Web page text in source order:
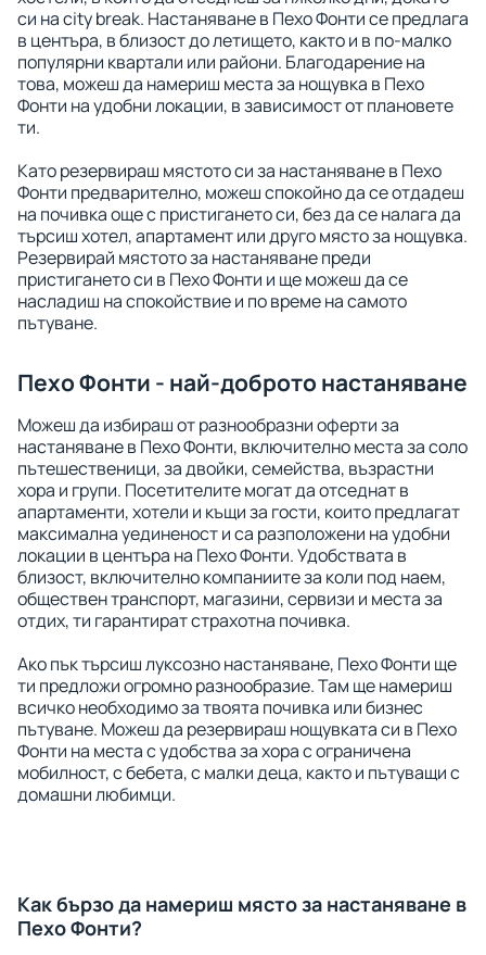
си на city break. Настаняване в Пехо Фонти се предлага
в центъра, в близост до летището, както и в по-малко
популярни квартали или райони. Благодарение на
това, можеш да намериш места за нощувка в Пехо
Фонти на удобни локации, в зависимост от плановете
ти.
Като резервираш мястото си за настаняване в Пехо
Фонти предварително, можеш спокойно да се отдадеш
на почивка още с пристигането си, без да се налага да
търсиш хотел, апартамент или друго място за нощувка.
Резервирай мястото за настаняване преди
пристигането си в Пехо Фонти и ще можеш да се
насладиш на спокойствие и по време на самото
пътуване.
Пехо Фонти - най-доброто настаняване
Можеш да избираш от разнообразни оферти за
настаняване в Пехо Фонти, включително места за соло
пътешественици, за двойки, семейства, възрастни
хора и групи. Посетителите могат да отседнат в
апартаменти, хотели и къщи за гости, които предлагат
максимална уединеност и са разположени на удобни
локации в центъра на Пехо Фонти. Удобствата в
близост, включително компаниите за коли под наем,
обществен транспорт, магазини, сервизи и места за
отдих, ти гарантират страхотна почивка.
Ако пък търсиш луксозно настаняване, Пехо Фонти ще
ти предложи огромно разнообразие. Там ще намериш
всичко необходимо за твоята почивка или бизнес
пътуване. Можеш да резервираш нощувката си в Пехо
Фонти на места с удобства за хора с ограничена
мобилност, с бебета, с малки деца, както и пътуващи с
домашни любимци.
Как бързо да намериш място за настаняване в
Пехо Фонти?